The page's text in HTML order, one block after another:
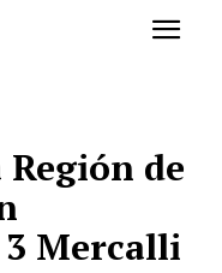
de
Mercalli